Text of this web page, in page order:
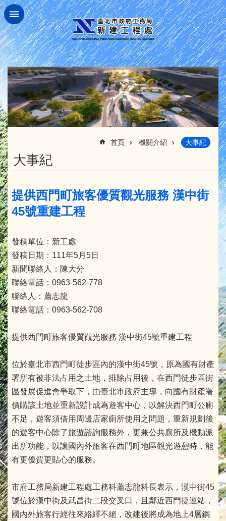
跳到主要內容區塊
首頁 機關介紹 大事紀
大事紀
提供西門町旅客優質觀光服務 漢中街
45號重建工程
發稿單位：新工處
發稿日期：111年5月5日
新聞聯絡人：陳大分
聯絡電話：0963-562-778
聯絡人：蕭志龍
聯絡電話：0963-562-708
提供西門町旅客優質觀光服務 漢中街45號重建工程
位於臺北市西門町徒步區內的漢中街45號，原為國有財產
署所有被非法占用之土地，排除占用後，在西門徒步區街
區發展促進會爭取下，由臺北市政府主導，向國有財產署
價購該土地並重新設計成為遊客中心，以解決西門町公廁
不足，遊客須借用周邊店家廁所使用之問題，重新規劃後
的遊客中心除了旅遊諮詢服務外，更兼公共廁所及機動派
出所功能，以讓國內外旅客在西門町地區觀光遊憩時，能
有更優質更貼心的服務。
市府工務局新建工程處工務科蕭志龍科長表示，漢中街45
號位於漢中街及武昌街二段交叉口，且鄰近西門捷運站，
國內外旅客行經往來絡繹不絕，改建後將成為地上4層鋼